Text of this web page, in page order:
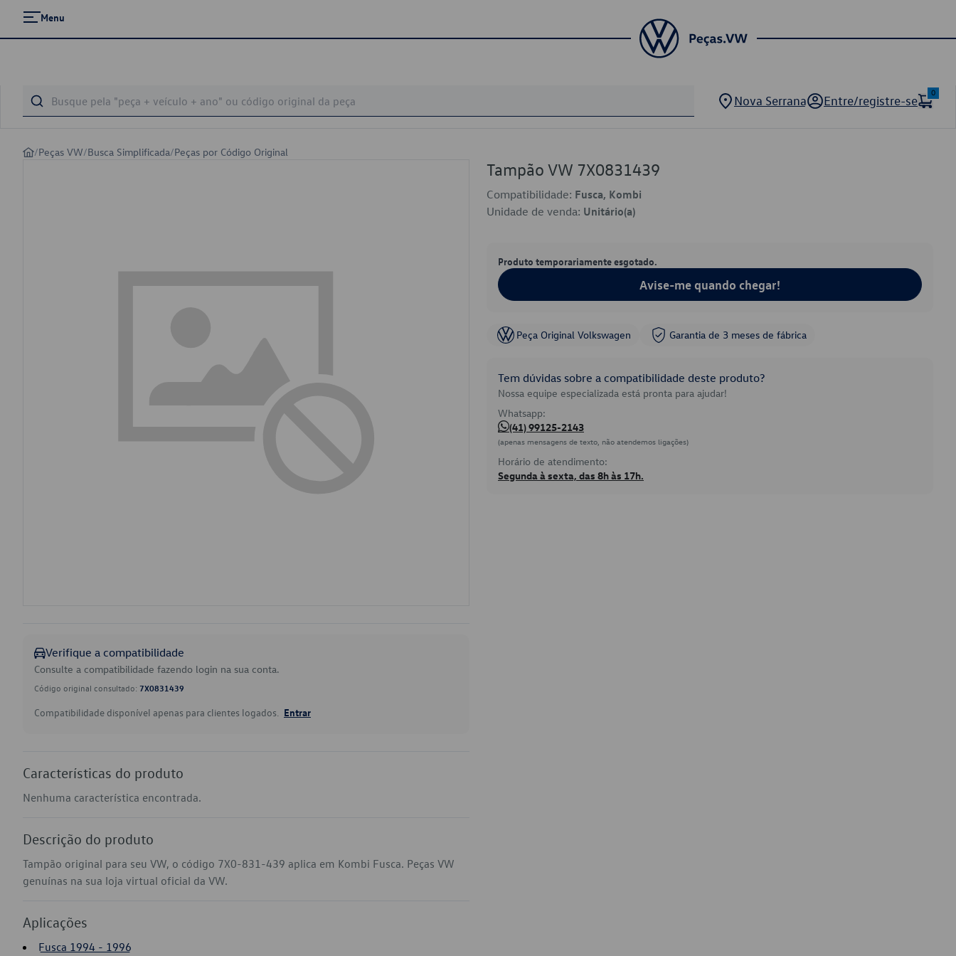
Menu
Nova Serrana Entre/registre-se
0
/Peças VW/Busca Simplificada/Peças por Código Original
Verifique a compatibilidade
Consulte a compatibilidade fazendo login na sua conta.
Código original consultado: 7X0831439
Compatibilidade disponível apenas para clientes logados. Entrar
Características do produto
Nenhuma característica encontrada.
Descrição do produto
Tampão original para seu VW, o código 7X0-831-439 aplica em Kombi Fusca. Peças VW
genuínas na sua loja virtual oficial da VW.
Aplicações
Fusca 1994 - 1996
Tampão VW 7X0831439
Compatibilidade: Fusca, Kombi
Unidade de venda: Unitário(a)
Produto temporariamente esgotado.
Avise-me quando chegar!
Peça Original Volkswagen Garantia de 3 meses de fábrica
Tem dúvidas sobre a compatibilidade deste produto?
Nossa equipe especializada está pronta para ajudar!
Whatsapp:
(41) 99125-2143
(apenas mensagens de texto, não atendemos ligações)
Horário de atendimento:
Segunda à sexta, das 8h às 17h.